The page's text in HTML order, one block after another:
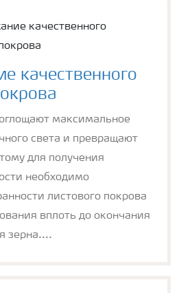
качественного
максимальное
света и превращают
для получения
необходимо
листового покрова
вплоть до окончания
зерна....